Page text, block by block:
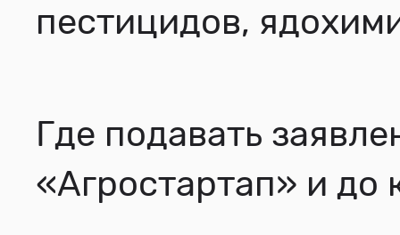
пестицидов,
Где подавать
«Агростартап» и до